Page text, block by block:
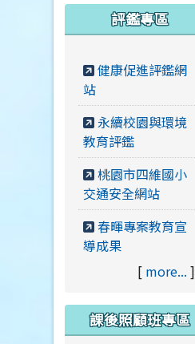
評鑑專區
健康促進評鑑網
站
永續校園與環境
教育評鑑
桃園市四維國小
交通安全網站
春暉專案教育宣
導成果
[ more... ]
課後照顧班專區